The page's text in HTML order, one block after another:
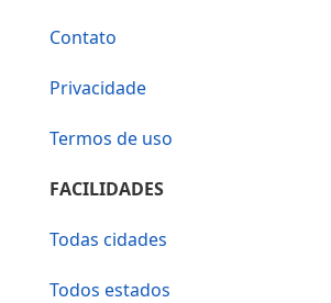
Contato
Privacidade
Termos de uso
FACILIDADES
Todas cidades
Todos estados